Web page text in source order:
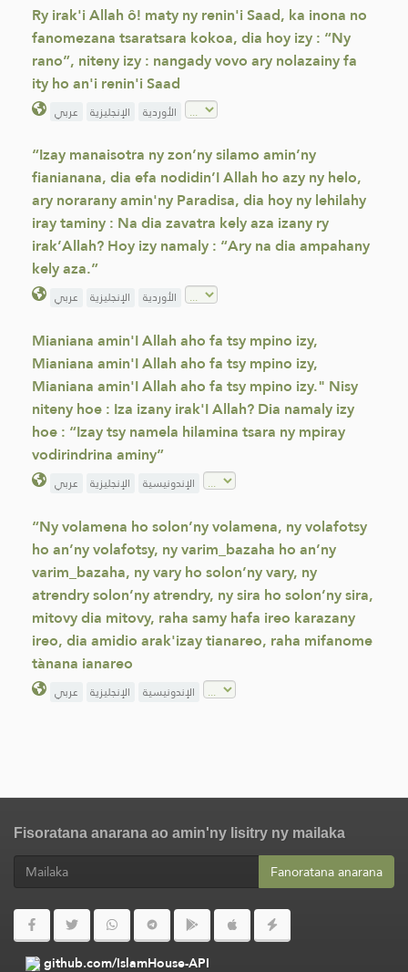
Ry irak'i Allah ô! maty ny renin'i Saad, ka inona no
fanomezana tsaratsara kokoa, dia hoy izy : “Ny
rano”, niteny izy : nangady vovo ary nolazainy fa
ity ho an'i renin'i Saad
عربي الإنجليزية الأوردية
“Izay manaisotra ny zon’ny silamo amin’ny
fianianana, dia efa nodidin’I Allah ho azy ny helo,
ary norarany amin'ny Paradisa, dia hoy ny lehilahy
iray taminy : Na dia zavatra kely aza izany ry
irak’Allah? Hoy izy namaly : “Ary na dia ampahany
kely aza.”
عربي الإنجليزية الأوردية
Mianiana amin'I Allah aho fa tsy mpino izy,
Mianiana amin'I Allah aho fa tsy mpino izy,
Mianiana amin'I Allah aho fa tsy mpino izy." Nisy
niteny hoe : Iza izany irak'I Allah? Dia namaly izy
hoe : “Izay tsy namela hilamina tsara ny mpiray
vodirindrina aminy”
عربي الإنجليزية الإندونيسية
“Ny volamena ho solon’ny volamena, ny volafotsy
ho an’ny volafotsy, ny varim_bazaha ho an’ny
varim_bazaha, ny vary ho solon’ny vary, ny
atrendry solon’ny atrendry, ny sira ho solon’ny sira,
mitovy dia mitovy, raha samy hafa ireo karazany
ireo, dia amidio arak'izay tianareo, raha mifanome
tànana ianareo
عربي الإنجليزية الإندونيسية
Fisoratana anarana ao amin'ny lisitry ny mailaka
Fanoratana anarana
github.com/IslamHouse-API